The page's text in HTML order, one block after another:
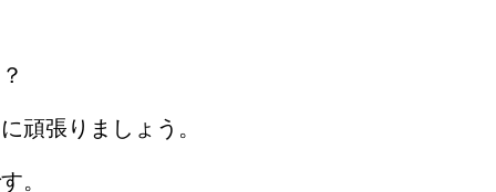
頑張りましょう。
。